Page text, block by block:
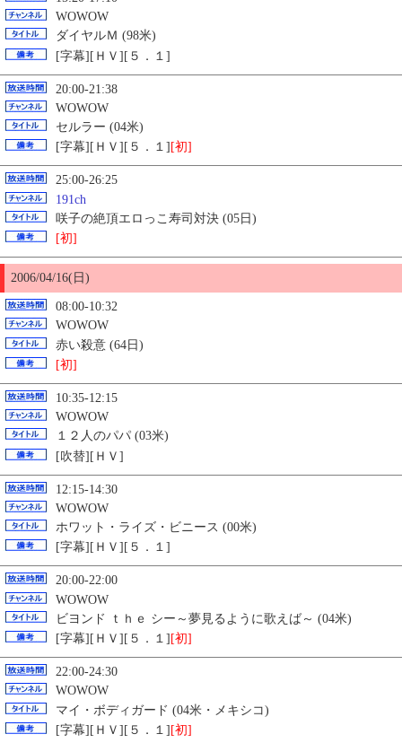
WOWOW
ダイヤルＭ (98米)
[字幕][ＨＶ][５．１]
20:00-21:38
WOWOW
セルラー (04米)
[字幕][ＨＶ][５．１] [初]
25:00-26:25
191ch
咲子の絶頂エロっこ寿司対決 (05日)
[初]
2006/04/16(日)
08:00-10:32
WOWOW
赤い殺意 (64日)
[初]
10:35-12:15
WOWOW
１２人のパパ (03米)
[吹替][ＨＶ]
12:15-14:30
WOWOW
ホワット・ライズ・ビニース (00米)
[字幕][ＨＶ][５．１]
20:00-22:00
WOWOW
ビヨンド ｔｈｅ シー～夢見るように歌えば～ (04米)
[字幕][ＨＶ][５．１] [初]
22:00-24:30
WOWOW
マイ・ボディガード (04米・メキシコ)
[字幕][ＨＶ][５．１] [初]